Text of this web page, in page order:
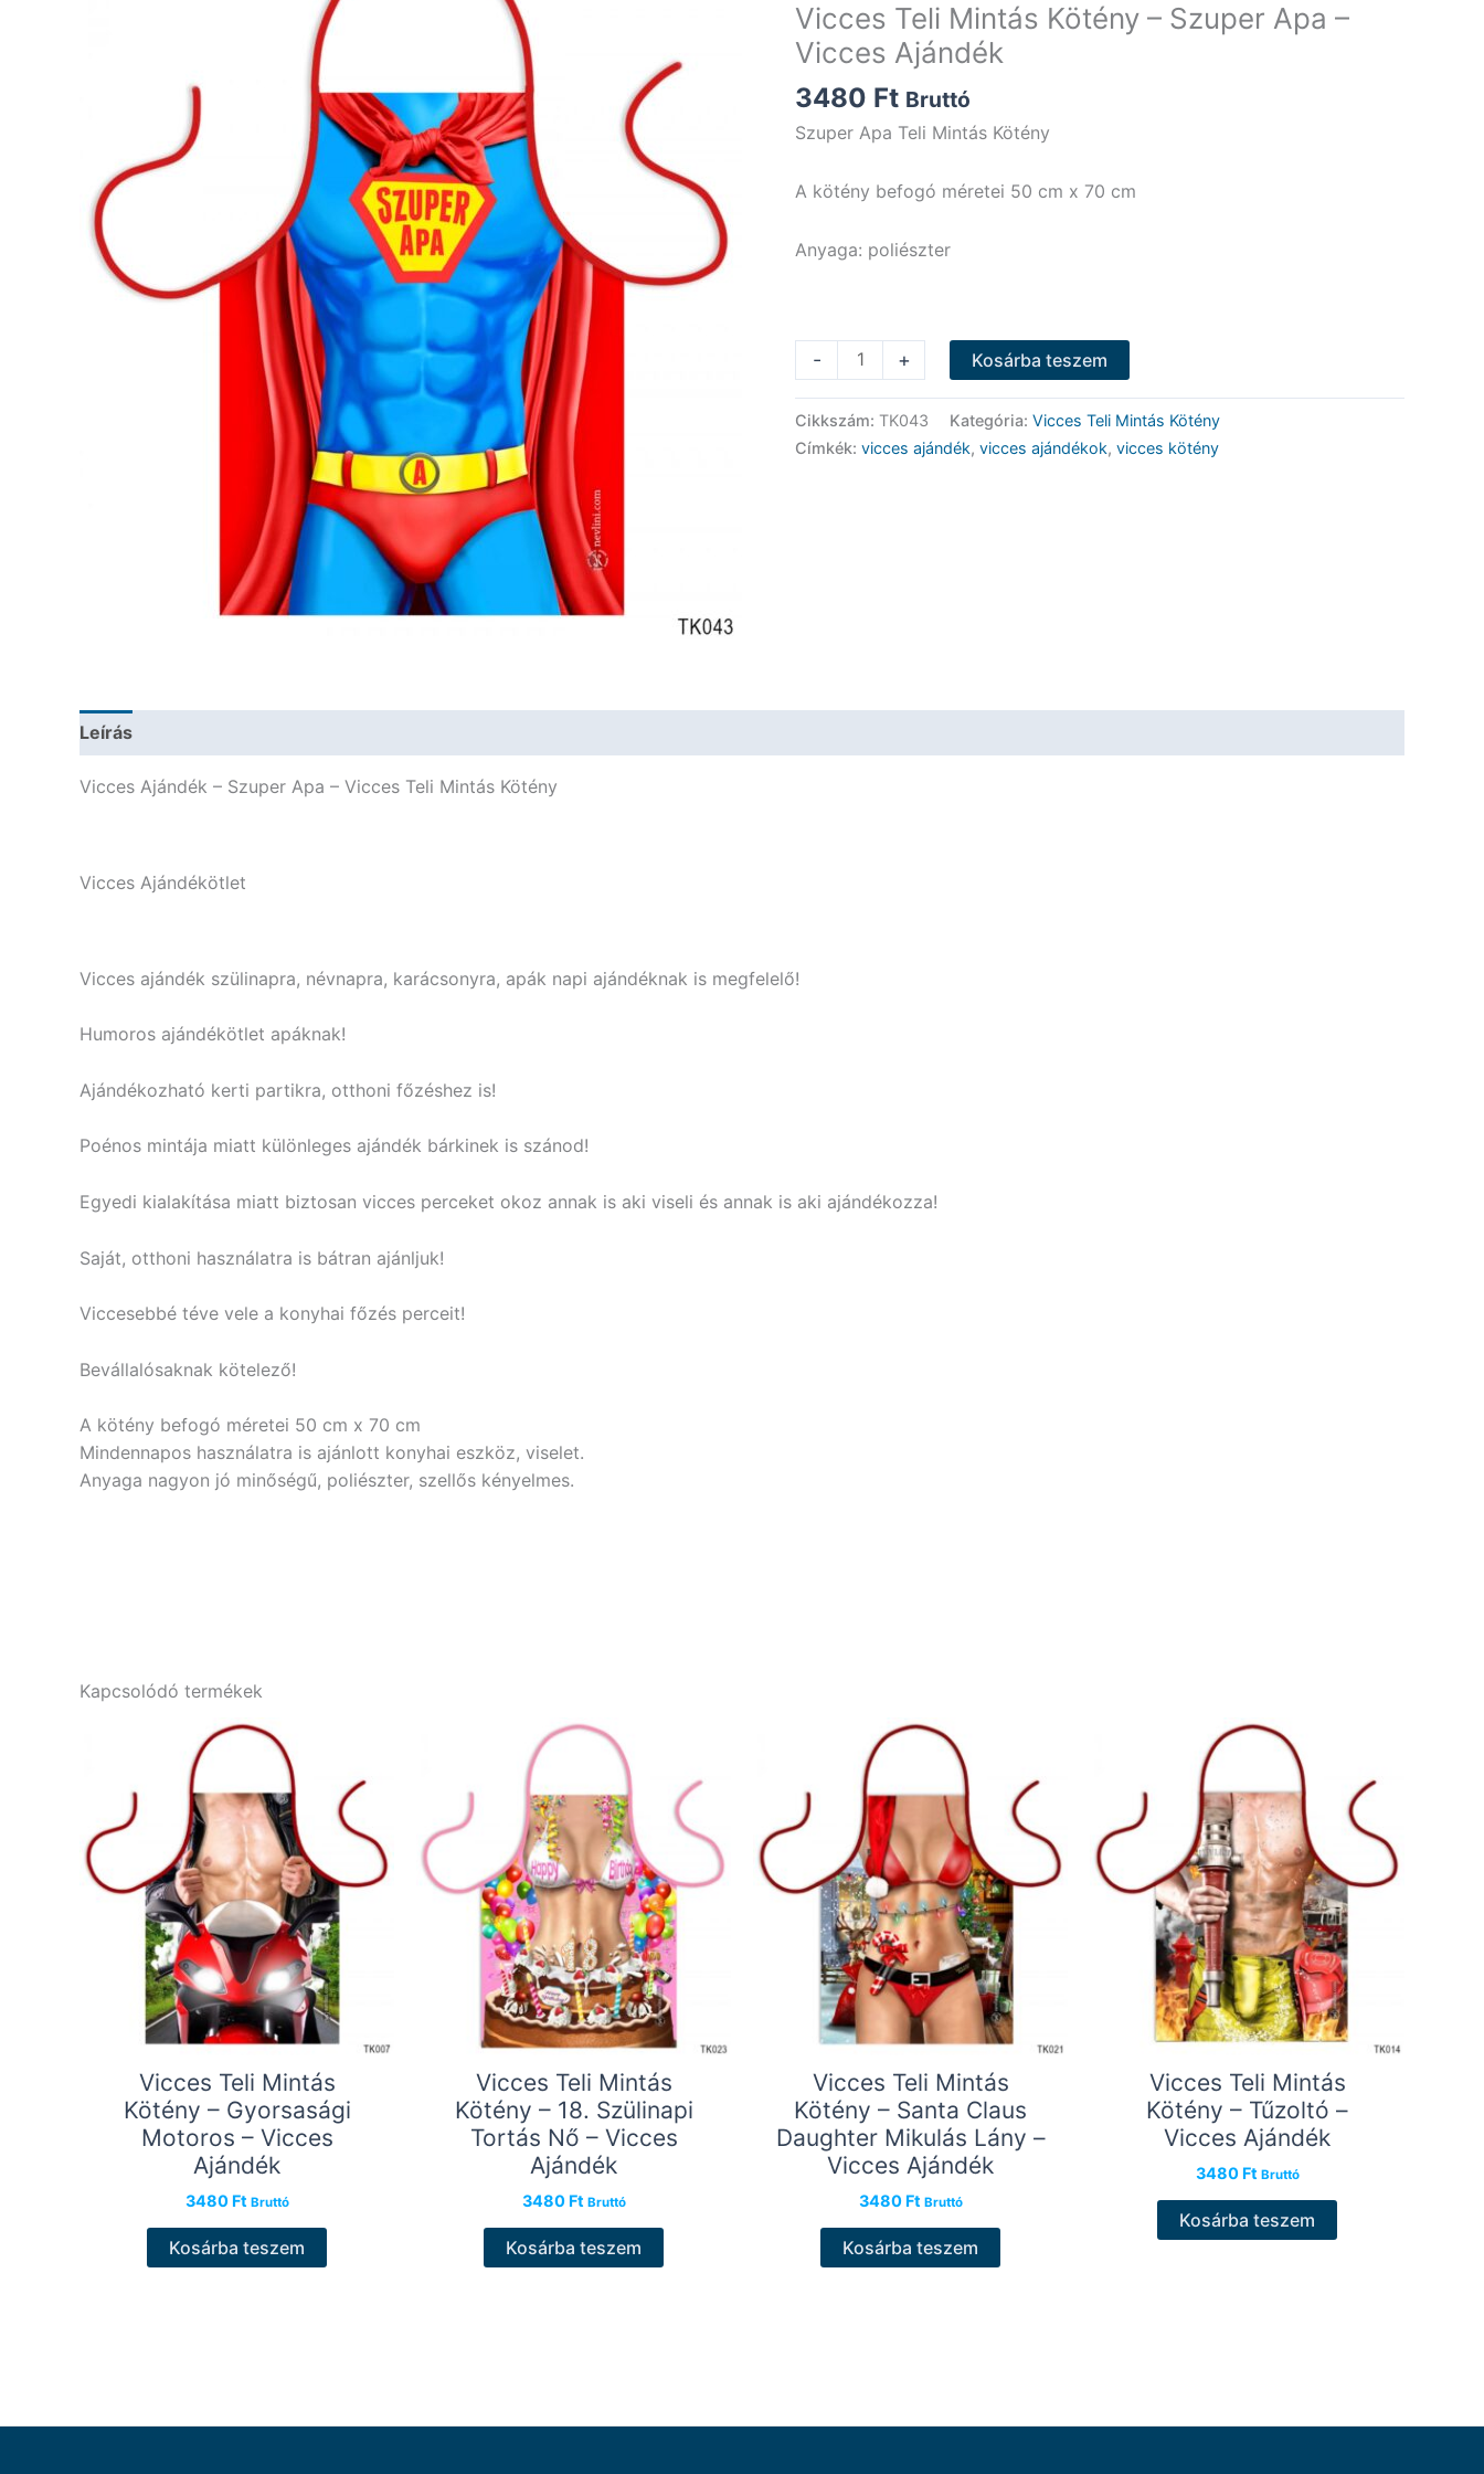
Vicces Teli Mintás Kötény – Szuper Apa –
Vicces Ajándék
3480 Ft Bruttó
Szuper Apa Teli Mintás Kötény
A kötény befogó méretei 50 cm x 70 cm
Anyaga: poliészter
-
Teli
+ Kosárba teszem
Cikkszám: TK043 Kategória: Vicces Teli Mintás Kötény
Címkék: vicces ajándék, vicces ajándékok, vicces kötény
Leírás
Vicces Ajándék – Szuper Apa – Vicces Teli Mintás Kötény
Vicces Ajándékötlet
Vicces ajándék szülinapra, névnapra, karácsonyra, apák napi ajándéknak is megfelelő!
Humoros ajándékötlet apáknak!
Ajándékozható kerti partikra, otthoni főzéshez is!
Poénos mintája miatt különleges ajándék bárkinek is szánod!
Egyedi kialakítása miatt biztosan vicces perceket okoz annak is aki viseli és annak is aki ajándékozza!
Saját, otthoni használatra is bátran ajánljuk!
Viccesebbé téve vele a konyhai főzés perceit!
Bevállalósaknak kötelező!
A kötény befogó méretei 50 cm x 70 cm
Mindennapos használatra is ajánlott konyhai eszköz, viselet.
Anyaga nagyon jó minőségű, poliészter, szellős kényelmes.
Kapcsolódó termékek
Vicces Teli Mintás
Kötény – Gyorsasági
Motoros – Vicces
Ajándék
3480 Ft Bruttó
Kosárba teszem
Vicces Teli Mintás
Kötény – 18. Szülinapi
Tortás Nő – Vicces
Ajándék
3480 Ft Bruttó
Kosárba teszem
Vicces Teli Mintás
Kötény – Santa Claus
Daughter Mikulás Lány –
Vicces Ajándék
3480 Ft Bruttó
Kosárba teszem
Vicces Teli Mintás
Kötény – Tűzoltó –
Vicces Ajándék
3480 Ft Bruttó
Kosárba teszem